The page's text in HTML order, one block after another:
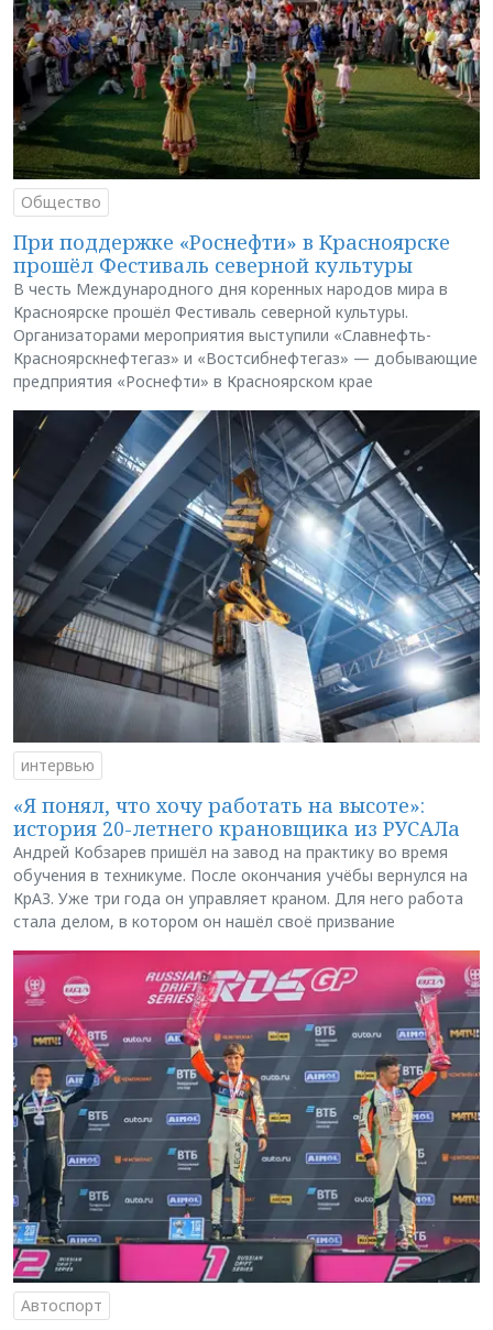
Общество
При поддержке «Роснефти» в Красноярске
прошёл Фестиваль северной культуры
В честь Международного дня коренных народов мира в
Красноярске прошёл Фестиваль северной культуры.
Организаторами мероприятия выступили «Славнефть-
Красноярскнефтегаз» и «Востсибнефтегаз» — добывающие
предприятия «Роснефти» в Красноярском крае
интервью
«Я понял, что хочу работать на высоте»:
история 20-летнего крановщика из РУСАЛа
Андрей Кобзарев пришёл на завод на практику во время
обучения в техникуме. После окончания учёбы вернулся на
КрАЗ. Уже три года он управляет краном. Для него работа
стала делом, в котором он нашёл своё призвание
Автоспорт